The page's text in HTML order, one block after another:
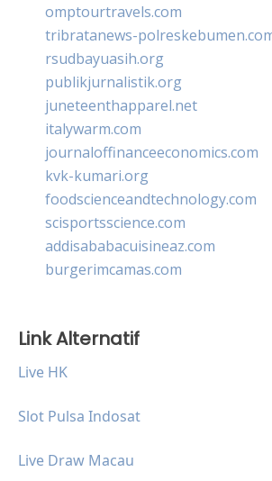
omptourtravels.com
tribratanews-
rsudbayuasih.org
publikjurnalistik.org
juneteenthapparel.net
italywarm.com
journaloffinanceeconomics.com
kvk-kumari.org
foodscienceandtechnology.com
scisportsscience.com
addisababacuisineaz.com
burgerimcamas.com
Link Alternatif
Live HK
Slot Pulsa Indosat
Live Draw Macau